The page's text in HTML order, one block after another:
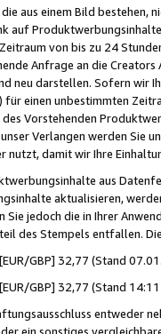
aus einem Bild bestehen,
auf
von bis zu 24
Anfrage an die
neu darstellen. Sofern wir
einen unbestimmten
Vorstehenden
Verlangen werden Sie
damit wir Ihre
aus
aktualisieren,
jedoch die in Ihrer
des Stempels entfallen.
GBP] 32,77 (Stand
GBP] 32,77 (Stand
entweder
ein sonstiges